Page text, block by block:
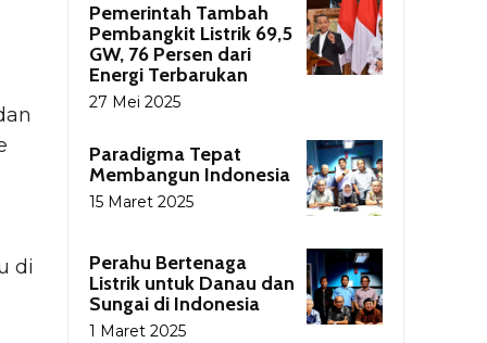
di
Pemerintah Tambah
Pembangkit Listrik 69,5
GW, 76 Persen dari
Energi Terbarukan
27 Mei 2025
Paradigma Tepat
Membangun Indonesia
15 Maret 2025
Perahu Bertenaga
Listrik untuk Danau dan
Sungai di Indonesia
1 Maret 2025